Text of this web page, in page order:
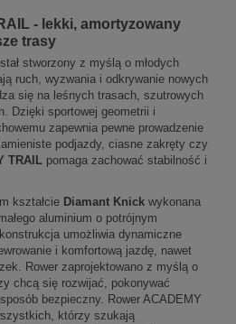
- lekki, amortyzowany
trasy
stworzony z myślą o młodych
ruch, wyzwania i odkrywanie nowych
się na leśnych trasach, szutrowych
Dzięki sportowej geometrii i
zapewnia pewne prowadzenie
podjazdy, ciasne zakręty czy
TRAIL pomaga zachować stabilność i
kształcie Diamant Knick wykonana
aluminium o potrójnym
umożliwia dynamiczne
i komfortową jazdę, nawet
Rower zaprojektowano z myślą o
chcą się rozwijać, pokonywać
bezpieczny. Rower ACADEMY
którzy szukają